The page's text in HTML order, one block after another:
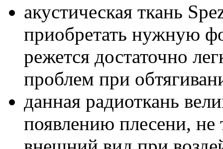
Peugeot
акустическая ткань
приобретать нужную
режется достаточно
проблем при
данная радиоткань
появлению плесени, не